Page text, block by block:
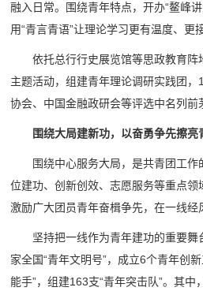
融入日常。围绕青年特点，开办“鳌峰
用“青言青语”让理论学习更有温度、更
依托总行行史展览馆等思政教育
主题活动，组建青年理论调研实践团
协会、中国金融政研会等评选中名列前
围绕大局建新功，以奋勇争先擦亮
围绕中心服务大局，是共青团工
位建功、创新创效、志愿服务等重点领
激励广大团员青年奋楫争先，在一线经
坚持把一线作为青年建功的重要
家全国“青年文明号”，成立6个青年创
能手”，组建163支“青年突击队”。其